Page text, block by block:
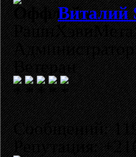
Виталий
Администратор
Ветеран
Сообщений:
Репутация: